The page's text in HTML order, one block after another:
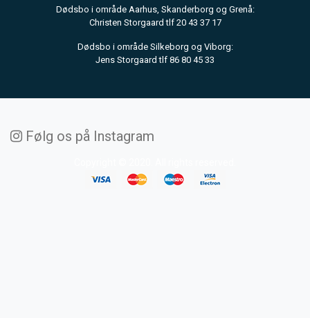
Dødsbo i område Aarhus, Skanderborg og Grenå:
Christen Storgaard tlf 20 43 37 17
Dødsbo i område Silkeborg og Viborg:
Jens Storgaard tlf 86 80 45 33
Følg os på Instagram